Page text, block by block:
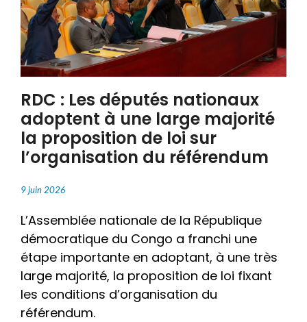
RDC : Les députés nationaux
adoptent à une large majorité
la proposition de loi sur
l’organisation du référendum
9 juin 2026
L’Assemblée nationale de la République
démocratique du Congo a franchi une
étape importante en adoptant, à une très
large majorité, la proposition de loi fixant
les conditions d’organisation du
référendum.